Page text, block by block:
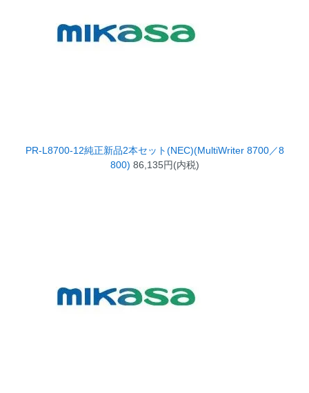
PR-L8700-12純正新品2本セット(NEC)(MultiWriter 8700／8
800) 86,135円(内税)